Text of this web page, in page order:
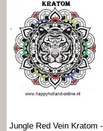
Jungle Red Vein Kratom -